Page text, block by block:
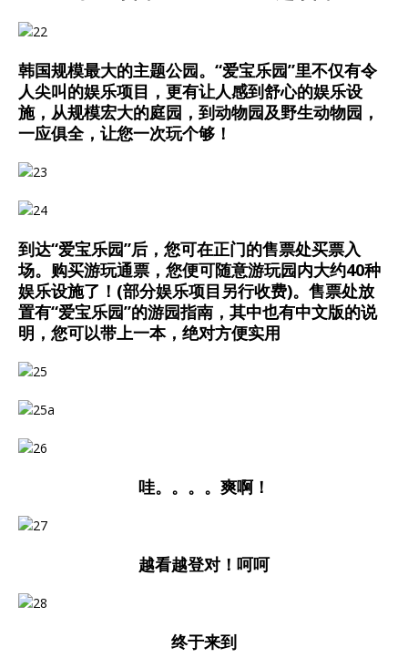
韩国规模最大的主题公园。“爱宝乐园”里不仅有令
人尖叫的娱乐项目，更有让人感到舒心的娱乐设
施，从规模宏大的庭园，到动物园及野生动物园，
一应俱全，让您一次玩个够！
到达“爱宝乐园”后，您可在正门的售票处买票入
场。购买游玩通票，您便可随意游玩园内大约40种
娱乐设施了！(部分娱乐项目另行收费)。售票处放
置有“爱宝乐园”的游园指南，其中也有中文版的说
明，您可以带上一本，绝对方便实用
哇。。。。爽啊！
越看越登对！呵呵
终于来到